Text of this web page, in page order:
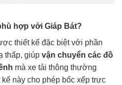
hợp với Giáp Bát?
thiết kế đặc biệt với phần
thấp, giúp vận chuyển các đồ
mà xe tải thông thường
này cho phép bốc xếp trực